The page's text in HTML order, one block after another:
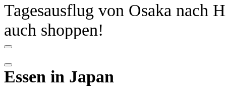
Tagesausflug von Osaka nach
auch shoppen!
Essen in Japan